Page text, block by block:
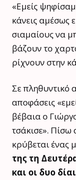
«Εμείς
κάνεις αμέσως
σιαμαίους να
βάζουν το
ρίχνουν στην
Σε πληθυντικό
αποφάσεις
βέβαια ο
τσάκισε».
κρύβεται ένας
της τη
και οι δυο